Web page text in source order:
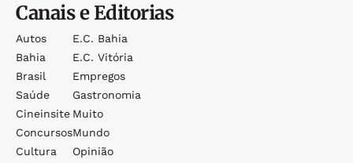
Canais e Editorias
Autos
Bahia
Brasil
Saúde
Cineinsite
Concursos
Cultura
E.c. Bahia
E.c. Vitória
Empregos
Gastronomia
Muito
Mundo
Opinião